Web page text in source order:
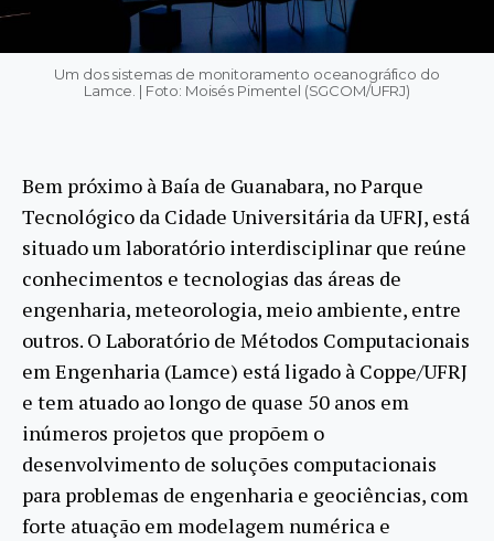
Um dos sistemas de monitoramento oceanográfico do
Lamce. | Foto: Moisés Pimentel (SGCOM/UFRJ)
Bem próximo à Baía de Guanabara, no Parque
Tecnológico da Cidade Universitária da UFRJ, está
situado um laboratório interdisciplinar que reúne
conhecimentos e tecnologias das áreas de
engenharia, meteorologia, meio ambiente, entre
outros. O Laboratório de Métodos Computacionais
em Engenharia (Lamce) está ligado à Coppe/UFRJ
e tem atuado ao longo de quase 50 anos em
inúmeros projetos que propõem o
desenvolvimento de soluções computacionais
para problemas de engenharia e geociências, com
forte atuação em modelagem numérica e